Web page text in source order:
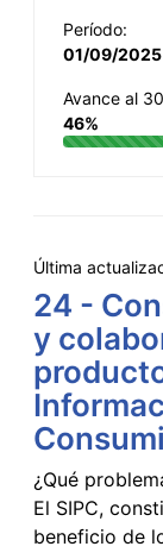
Período:
01/09/
Avance al
46%
Última
24 -
y
¿Qué
El SIPC,
beneficio de